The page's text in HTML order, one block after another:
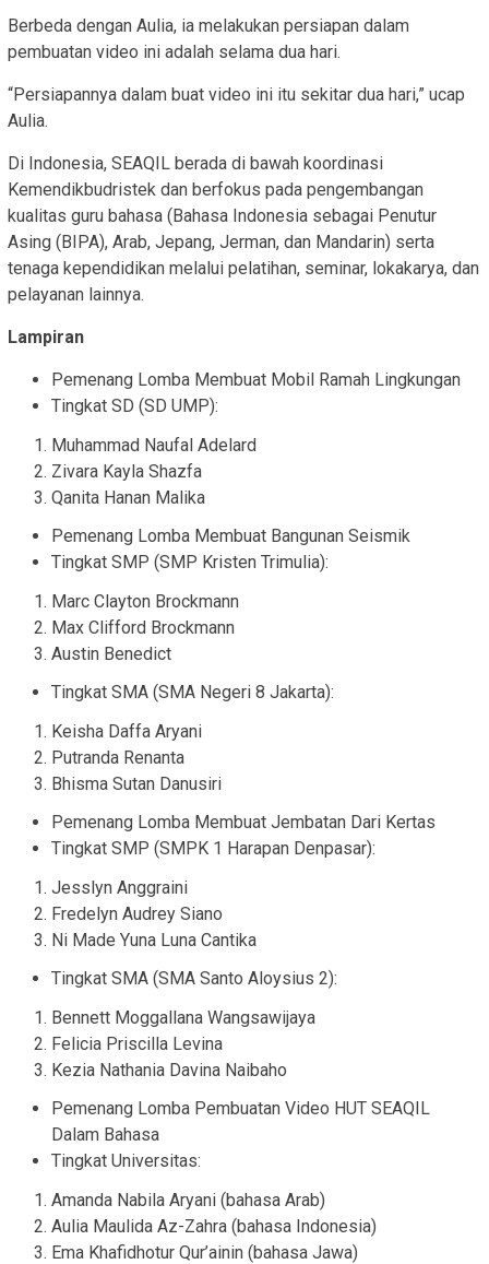
Berbeda dengan Aulia, ia melakukan persiapan dalam
pembuatan video ini adalah selama dua hari.
“Persiapannya dalam buat video ini itu sekitar dua hari,” ucap
Aulia.
Di Indonesia, SEAQIL berada di bawah koordinasi
Kemendikbudristek dan berfokus pada pengembangan
kualitas guru bahasa (Bahasa Indonesia sebagai Penutur
Asing (BIPA), Arab, Jepang, Jerman, dan Mandarin) serta
tenaga kependidikan melalui pelatihan, seminar, lokakarya, dan
pelayanan lainnya.
Lampiran
Pemenang Lomba Membuat Mobil Ramah Lingkungan
Tingkat SD (SD UMP):
Muhammad Naufal Adelard
Zivara Kayla Shazfa
Qanita Hanan Malika
Pemenang Lomba Membuat Bangunan Seismik
Tingkat SMP (SMP Kristen Trimulia):
Marc Clayton Brockmann
Max Clifford Brockmann
Austin Benedict
Tingkat SMA (SMA Negeri 8 Jakarta):
Keisha Daffa Aryani
Putranda Renanta
Bhisma Sutan Danusiri
Pemenang Lomba Membuat Jembatan Dari Kertas
Tingkat SMP (SMPK 1 Harapan Denpasar):
Jesslyn Anggraini
Fredelyn Audrey Siano
Ni Made Yuna Luna Cantika
Tingkat SMA (SMA Santo Aloysius 2):
Bennett Moggallana Wangsawijaya
Felicia Priscilla Levina
Kezia Nathania Davina Naibaho
Pemenang Lomba Pembuatan Video HUT SEAQIL
Dalam Bahasa
Tingkat Universitas:
Amanda Nabila Aryani (bahasa Arab)
Aulia Maulida Az-Zahra (bahasa Indonesia)
Ema Khafidhotur Qur’ainin (bahasa Jawa)